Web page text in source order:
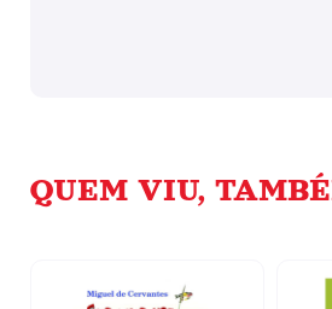
QUEM VIU,